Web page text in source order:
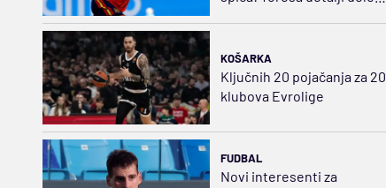
KOŠARKA
Ključnih 20 pojačanja za 20
klubova Evrolige
FUDBAL
Novi interesenti za